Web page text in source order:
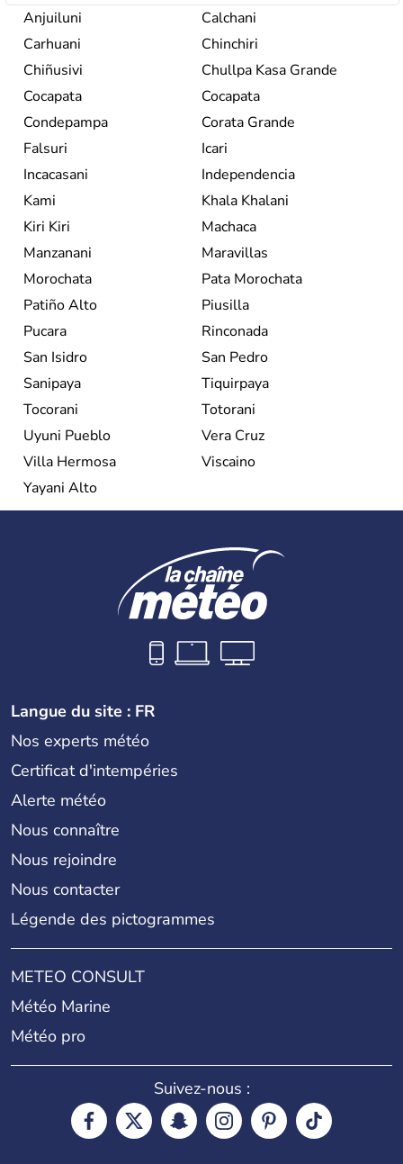
Anjuiluni
Calchani
Carhuani
Chinchiri
Chiñusivi
Chullpa Kasa Grande
Cocapata
Cocapata
Condepampa
Corata Grande
Falsuri
Icari
Incacasani
Independencia
Kami
Khala Khalani
Kiri Kiri
Machaca
Manzanani
Maravillas
Morochata
Pata Morochata
Patiño Alto
Piusilla
Pucara
Rinconada
San Isidro
San Pedro
Sanipaya
Tiquirpaya
Tocorani
Totorani
Uyuni Pueblo
Vera Cruz
Villa Hermosa
Viscaino
Yayani Alto
Langue du site : FR
Nos experts météo
Certificat d'intempéries
Alerte météo
Nous connaître
Nous rejoindre
Nous contacter
Légende des pictogrammes
METEO CONSULT
Météo Marine
Météo pro
Suivez-nous :